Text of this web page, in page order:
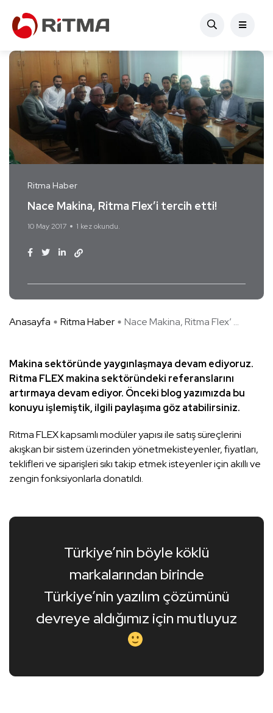
Ritma Haber
Nace Makina, Ritma Flex’i tercih etti!
10 May 2017 1 kez okundu.
Anasayfa Ritma Haber Nace Makina, Ritma Flex’ ...
Makina sektöründe yaygınlaşmaya devam ediyoruz.
Ritma FLEX makina sektöründeki referanslarını
artırmaya devam ediyor. Önceki blog yazımızda bu
konuyu işlemiştik, ilgili paylaşıma göz atabilirsiniz.
Ritma FLEX kapsamlı modüler yapısı ile satış süreçlerini
akışkan bir sistem üzerinden yönetmekisteyenler, fiyatları,
teklifleri ve siparişleri sıkı takip etmek isteyenler için akıllı ve
zengin fonksiyonlarla donatıldı.
Türkiye’nin böyle köklü
markalarından birinde
Türkiye’nin yazılım çözümünü
devreye aldığımız için mutluyuz